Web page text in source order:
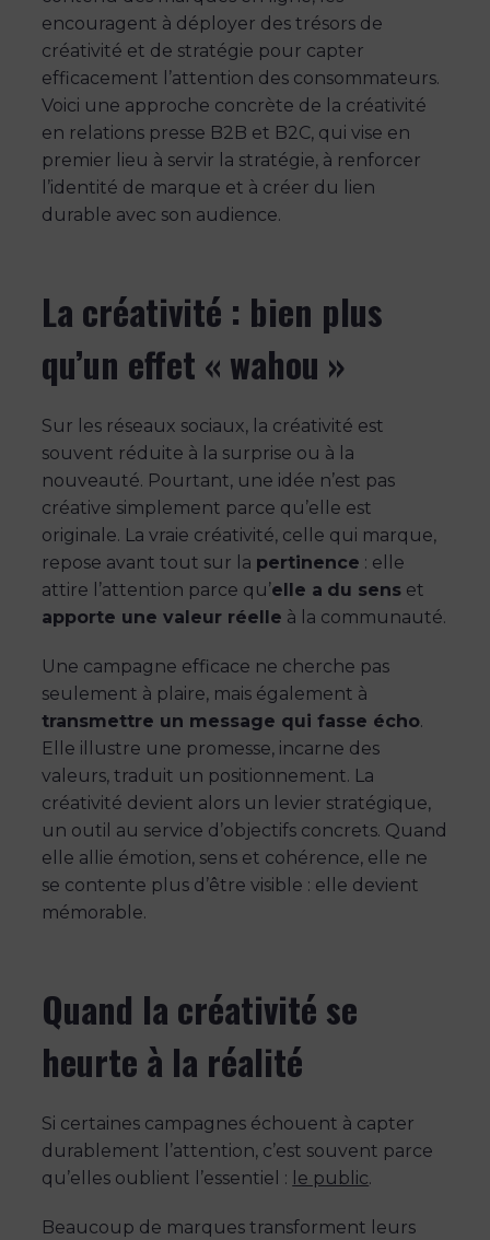
encouragent à déployer des trésors de
créativité et de stratégie pour capter
efficacement l’attention des consommateurs.
Voici une approche concrète de la créativité
en relations presse B2B et B2C, qui vise en
premier lieu à servir la stratégie, à renforcer
l’identité de marque et à créer du lien
durable avec son audience.
La créativité : bien plus
qu’un effet « wahou »
Sur les réseaux sociaux, la créativité est
souvent réduite à la surprise ou à la
nouveauté. Pourtant, une idée n’est pas
créative simplement parce qu’elle est
originale. La vraie créativité, celle qui marque,
repose avant tout sur la pertinence : elle
attire l’attention parce qu’elle a du sens et
apporte une valeur réelle à la communauté.
Une campagne efficace ne cherche pas
seulement à plaire, mais également à
transmettre un message qui fasse écho.
Elle illustre une promesse, incarne des
valeurs, traduit un positionnement. La
créativité devient alors un levier stratégique,
un outil au service d’objectifs concrets. Quand
elle allie émotion, sens et cohérence, elle ne
se contente plus d’être visible : elle devient
mémorable.
Quand la créativité se
heurte à la réalité
Si certaines campagnes échouent à capter
durablement l’attention, c’est souvent parce
qu’elles oublient l’essentiel : le public.
Beaucoup de marques transforment leurs